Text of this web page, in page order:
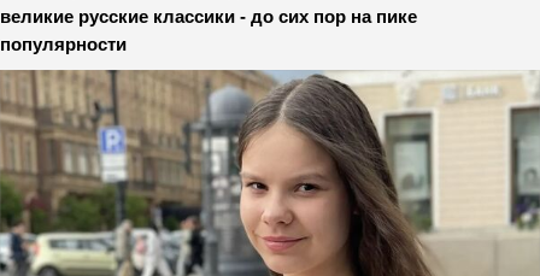
великие русские классики - до сих пор на пике
популярности